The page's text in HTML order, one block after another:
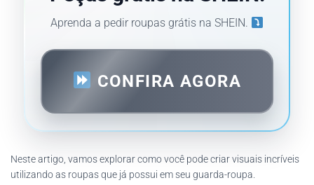
Aprenda a pedir roupas grátis na SHEIN.
CONFIRA AGORA
Neste artigo, vamos explorar como você pode criar visuais incríveis
utilizando as roupas que já possui em seu guarda-roupa.